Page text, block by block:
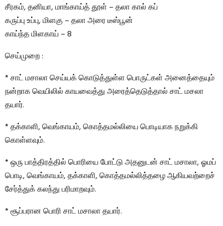
சீரகம், தனியா, மாங்காய்த் தூள் – தலா கால் கப்
கருப்பு உப்பு, மிளகு – தலா அரை டீஸ்பூன்
காய்ந்த மிளகாய் – 8
செய்முறை :
* சாட் மசாலா செய்யக் கொடுத்துள்ள பொருட்கள் அனைத்தையும்
நன்றாக வெயிலில் காயவைத்து அரைத்தெடுத்தால் சாட் மசலா
தயார்.
* தக்காளி, வெங்காயம், கொத்தமல்லியை பொடியாக நறுக்கி
கொள்ளவும்.
* ஒரு பாத்திரத்தில் பொரியை போட்டு அதனுடன் சாட் மசாலா, ஓமப்
பொடி, வெங்காயம், தக்காளி, கொத்தமல்லித்தழை ஆகியவற்றைச்
சேர்த்துக் கலந்து பரிமாறவும்.
* சூப்பரான பொரி சாட் மசாலா தயார்.